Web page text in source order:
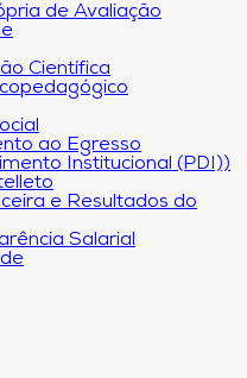
de Avaliação
Científica
ao Egresso
Institucional (PDI))
e Resultados do
Salarial